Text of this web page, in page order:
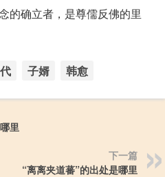
的确立者，是尊儒反佛的里
子婿 韩愈
里
下一篇
“离离夹道蕃”的出处是哪里